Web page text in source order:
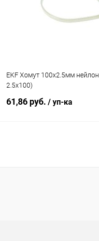
В избранное
EKF Хомут 100х2.5мм
2.5x100)
61,86 руб. / уп-ка
Купить в 1 клик